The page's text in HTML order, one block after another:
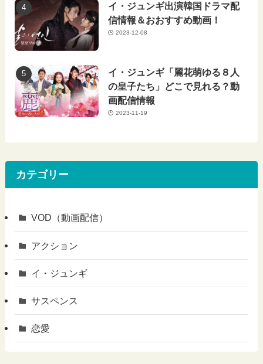
イ・ジュンギ出演韓国ドラマ配
信情報＆おおすすめ動画！
2023-12-08
イ・ジュンギ「麗花萌ゆる８人
の皇子たち」どこで見れる？動
画配信情報
2023-11-19
カテゴリー
VOD（動画配信）
アクション
イ・ジュンギ
サスペンス
恋愛